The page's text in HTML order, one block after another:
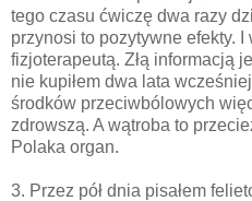
tego czasu ćwiczę dwa razy
przynosi to pozytywne efekty.
fizjoterapeutą. Złą informacją
nie kupiłem dwa lata
środków przeciwbólowych
zdrowszą. A wątroba to
Polaka organ.
3. Przez pół dnia pisałem